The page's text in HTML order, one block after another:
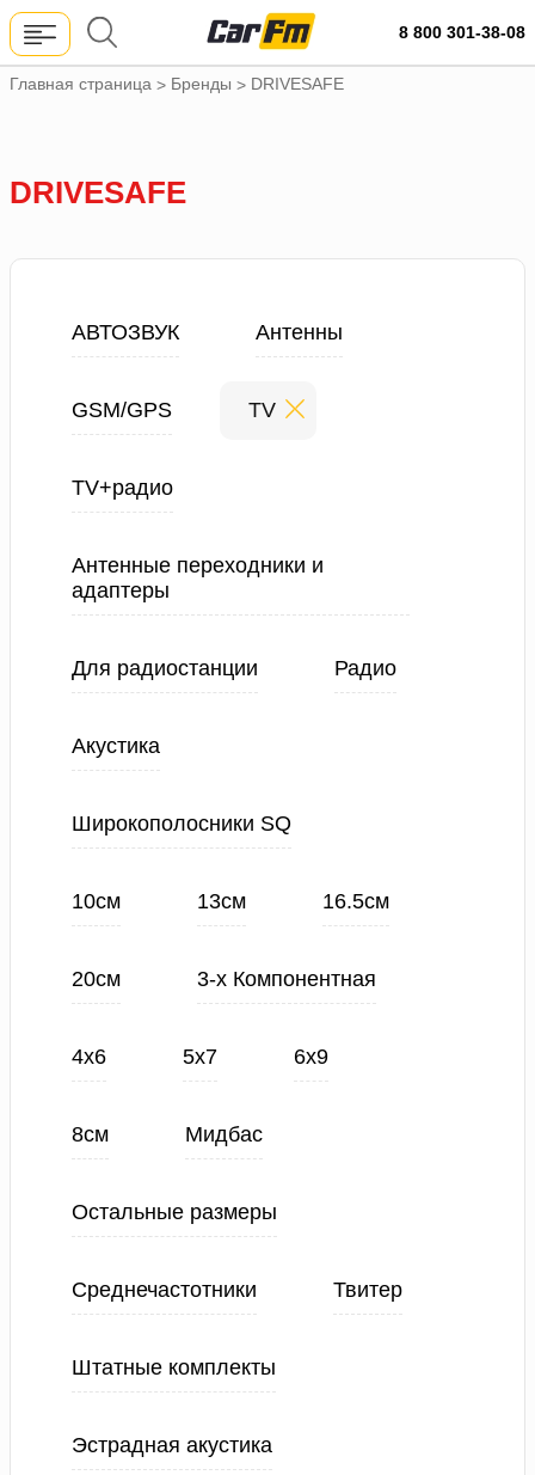
8 800 301-38-08
Главная страница > Бренды > DRIVESAFE
DRIVESAFE
АВТОЗВУК Антенны
GSM/GPS TV
TV+радио
Антенные переходники и
адаптеры
Для радиостанции Радио
Акустика
Широкополосники SQ
10см 13см 16.5см
20см 3-х Компонентная
4х6 5х7 6х9
8см Мидбас
Остальные размеры
Среднечастотники Твитер
Штатные комплекты
Эстрадная акустика